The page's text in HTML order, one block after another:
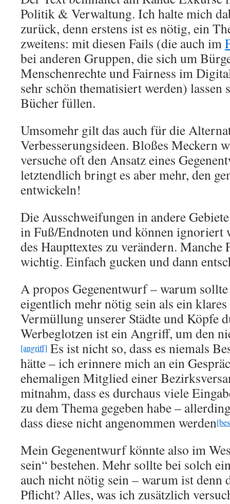
Politik & Verwaltung. Ich halte mich
zurück, denn erstens ist es nötig, ein
zweitens: mit diesen Fails (die auch im
bei anderen Gruppen, die sich um
Menschenrechte und Fairness im
sehr schön thematisiert werden) lassen
Bücher füllen.
Umsomehr gilt das auch für die
Verbesserungsideen. Bloßes Meckern
versuche oft den Ansatz eines
letztendlich bringt es aber mehr, den
entwickeln!
Die Ausschweifungen in andere
in Fuß/Endnoten und können ignoriert
des Haupttextes zu verändern. Manche
wichtig. Einfach gucken und dann
A propos Gegenentwurf – warum
eigentlich mehr nötig sein als ein klares
Vermüllung unserer Städte und Köpfe
Werbeglotzen ist ein Angriff, um den
[angriff] Es ist nicht so, dass es niemals
hätte – ich erinnere mich an ein
ehemaligen Mitglied einer
mitnahm, dass es durchaus viele
zu dem Thema gegeben habe –
dass diese nicht angenommen werden
Mein Gegenentwurf könnte also im
sein“ bestehen. Mehr sollte bei solch
auch nicht nötig sein – warum ist denn
Pflicht? Alles, was ich zusätzlich